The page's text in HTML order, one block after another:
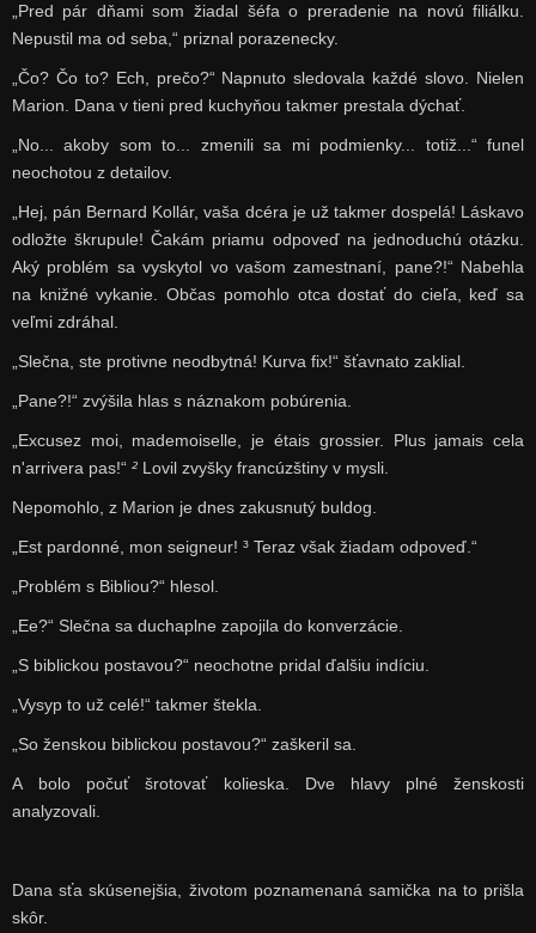
„Pred pár dňami som žiadal šéfa o preradenie na novú filiálku.
Nepustil ma od seba,“ priznal porazenecky.
„Čo? Čo to? Ech, prečo?“ Napnuto sledovala každé slovo. Nielen
Marion. Dana v tieni pred kuchyňou takmer prestala dýchať.
„No... akoby som to... zmenili sa mi podmienky... totiž...“ funel
neochotou z detailov.
„Hej, pán Bernard Kollár, vaša dcéra je už takmer dospelá! Láskavo
odložte škrupule! Čakám priamu odpoveď na jednoduchú otázku.
Aký problém sa vyskytol vo vašom zamestnaní, pane?!“ Nabehla
na knižné vykanie. Občas pomohlo otca dostať do cieľa, keď sa
veľmi zdráhal.
„Slečna, ste protivne neodbytná! Kurva fix!“ šťavnato zaklial.
„Pane?!“ zvýšila hlas s náznakom pobúrenia.
„Excusez moi, mademoiselle, je étais grossier. Plus jamais cela
n'arrivera pas!“ ² Lovil zvyšky francúzštiny v mysli.
Nepomohlo, z Marion je dnes zakusnutý buldog.
„Est pardonné, mon seigneur! ³ Teraz však žiadam odpoveď.“
„Problém s Bibliou?“ hlesol.
„Ee?“ Slečna sa duchaplne zapojila do konverzácie.
„S biblickou postavou?“ neochotne pridal ďalšiu indíciu.
„Vysyp to už celé!“ takmer štekla.
„So ženskou biblickou postavou?“ zaškeril sa.
A bolo počuť šrotovať kolieska. Dve hlavy plné ženskosti
analyzovali.
Dana sťa skúsenejšia, životom poznamenaná samička na to prišla
skôr.